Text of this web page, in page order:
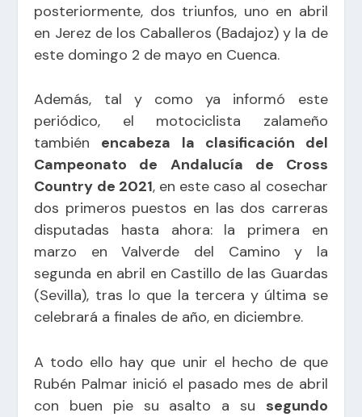
posteriormente, dos triunfos, uno en abril
en Jerez de los Caballeros (Badajoz) y la de
este domingo 2 de mayo en Cuenca.
Además, tal y como ya informó este
periódico, el motociclista zalameño
también encabeza la clasificación del
Campeonato de Andalucía de Cross
Country de 2021, en este caso al cosechar
dos primeros puestos en las dos carreras
disputadas hasta ahora: la primera en
marzo en Valverde del Camino y la
segunda en abril en Castillo de las Guardas
(Sevilla), tras lo que la tercera y última se
celebrará a finales de año, en diciembre.
A todo ello hay que unir el hecho de que
Rubén Palmar inició el pasado mes de abril
con buen pie su asalto a su segundo